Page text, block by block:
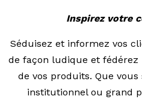
Inspirez votre
Séduisez et informez vos
de façon ludique et
de vos produits. Que
institutionnel ou grand